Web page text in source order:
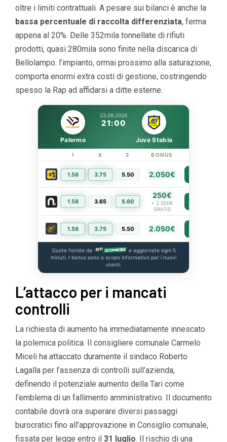
oltre i limiti contrattuali. A pesare sui bilanci è anche la
bassa percentuale di raccolta differenziata, ferma
appena al 20%. Delle 352mila tonnellate di rifiuti
prodotti, quasi 280mila sono finite nella discarica di
Bellolampo: l’impianto, ormai prossimo alla saturazione,
comporta enormi extra costi di gestione, costringendo
spesso la Rap ad affidarsi a ditte esterne.
23.08.2026
21:00
Palermo Juve Stabia
1 X 2 BONUS
1.58 3.75 5.50 2.050€
1.58 3.65 5.60
250€
+ 2.000€
GRATIS
1.58 3.75 5.50 2.050€
Quote fornite da
e aggiornate ogni 5
minuti. I bonus sono a scopo informativo per i nuovi
utenti.
L’attacco per i mancati
controlli
La richiesta di aumento ha immediatamente innescato
la polemica politica. Il consigliere comunale Carmelo
Miceli ha attaccato duramente il sindaco Roberto
Lagalla per l’assenza di controlli sull’azienda,
definendo il potenziale aumento della Tari come
l’emblema di un fallimento amministrativo. Il documento
contabile dovrà ora superare diversi passaggi
burocratici fino all’approvazione in Consiglio comunale,
fissata per legge entro il 31 luglio. Il rischio di una